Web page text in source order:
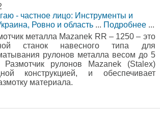
- частное лицо: Инструменты и
Ровно и область ... Подробнее ...
металла Mazanek RR – 1250 – это
станок навесного типа для
рулонов металла весом до 5
Размотчик рулонов Mazanek (Stalex)
конструкцией, и обеспечивает
материала.